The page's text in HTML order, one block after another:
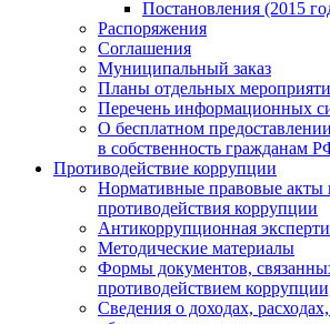
Постановления (2015
Распоряжения
Соглашения
Муниципальный заказ
Планы отдельных
Перечень информационных
О бесплатном
в собственность гражданам
Противодействие коррупции
Нормативные правовые акты
противодействия коррупции
Антикоррупционная
Методические материалы
Формы документов,
противодействием
Сведения о доходах,